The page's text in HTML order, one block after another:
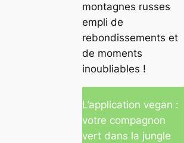
montagnes russes
empli de
rebondissements et
de moments
inoubliables !
L’application vegan :
votre compagnon
vert dans la jungle